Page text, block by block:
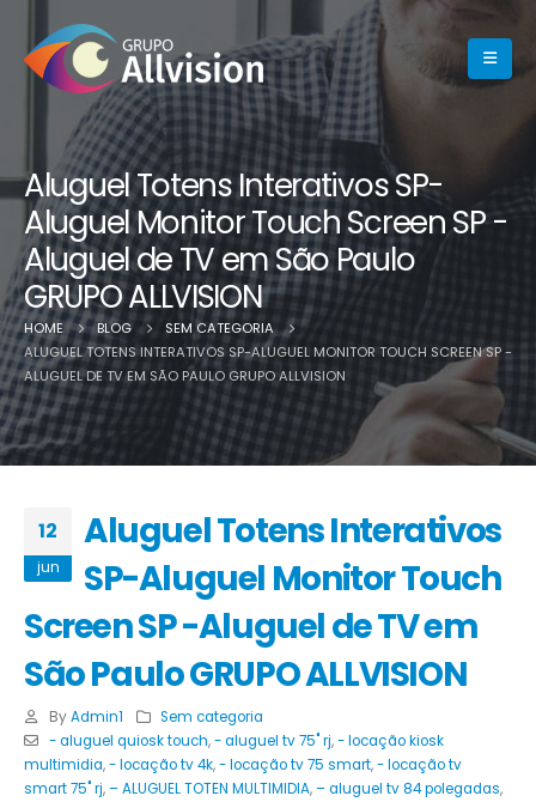
Aluguel Totens Interativos SP-
Aluguel Monitor Touch Screen SP -
Aluguel de TV em São Paulo
GRUPO ALLVISION
HOME BLOG
SEM CATEGORIA
ALUGUEL TOTENS INTERATIVOS SP-ALUGUEL MONITOR TOUCH SCREEN SP -
ALUGUEL DE TV EM SÃO PAULO GRUPO ALLVISION
12
jun
Aluguel Totens Interativos
SP-Aluguel Monitor Touch
Screen SP -Aluguel de TV em
São Paulo GRUPO ALLVISION
By Admin1
Sem categoria
- aluguel quiosk touch,- aluguel tv 75" rj,- locação kiosk
multimidia,- locação tv 4k,- locação tv 75 smart,- locação tv
smart 75" rj,– ALUGUEL TOTEN MULTIMIDIA,– aluguel tv 84 polegadas,